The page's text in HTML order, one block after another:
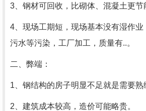
3、钢材可回收，比砌体、混凝土更节
4、现场工期短，现场基本没有湿作业
污水等污染，工厂加工，质量有..。
二、弊端：
1、钢结构的房子明显不足就是需要熟
2、建筑成本较高，造价可能略贵。